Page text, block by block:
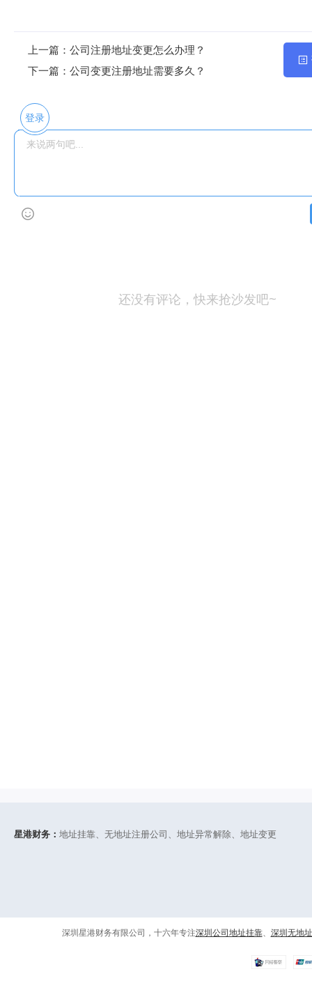
上一篇： 公司注册地址变更怎么办理？
下一篇： 公司变更注册地址需要多久？
登录
还没有评论，快来抢沙发吧~
星港财务： 地址挂靠、无地址注册公司、地址异常解除、地址变更
深圳星港财务有限公司，十六年专注深圳公司地址挂靠、 深圳无地